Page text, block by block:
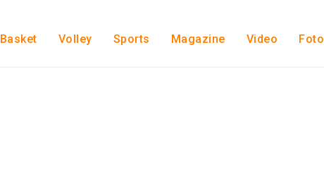
Basket Volley Sports Magazine Video Foto